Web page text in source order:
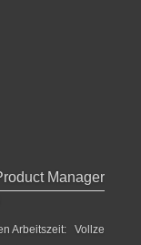
Manager
Arbeitszeit: Vollzeit